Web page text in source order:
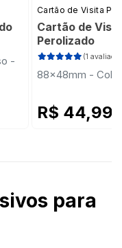
-
Cartão de Visita
Cartão de
Perolizado
(1
88x48mm -
R$ 44,99
para